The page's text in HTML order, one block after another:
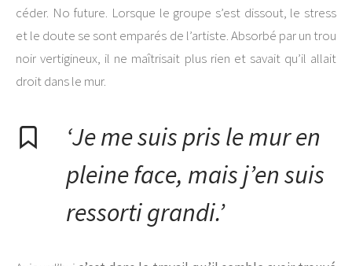
céder. No future. Lorsque le groupe s’est dissout, le stress
et le doute se sont emparés de l’artiste. Absorbé par un trou
noir vertigineux, il ne maîtrisait plus rien et savait qu’il allait
droit dans le mur.
‘Je me suis pris le mur en
pleine face, mais j’en suis
ressorti grandi.’